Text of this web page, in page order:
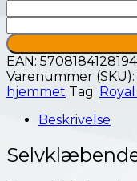
EAN: 5708184128194
Varenummer (SKU):
hjemmet Tag:
Beskrivelse